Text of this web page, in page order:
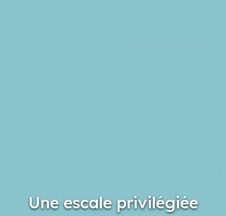
Une escale privilégiée